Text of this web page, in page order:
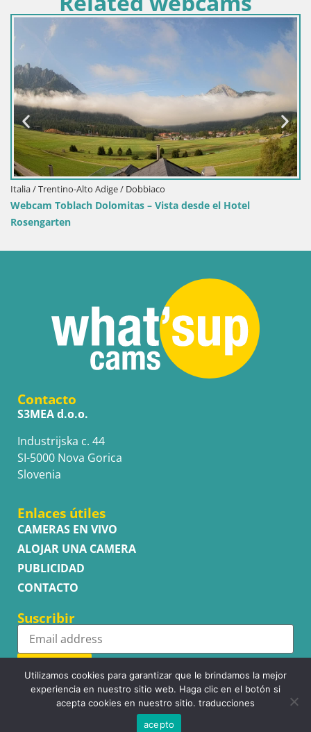
desde el Hotel
Croacia / Lika-Senj / Senj
Webcam puerto de Senj –
Contacto
S3MEA d.o.o.
Industrijska c. 44
SI-5000 Nova Gorica
Slovenia
Enlaces útiles
CAMERAS EN VIVO
ALOJAR UNA CAMERA
PUBLICIDAD
CONTACTO
Suscribir
Subscribe
Copyright © WhatsupCams 2016 - 2026. All right reserved.
Utilizamos cookies para garantizar que le brindamos la mejor
experiencia en nuestro sitio web. Haga clic en el botón si
acepta cookies en nuestro sitio. traducciones
acepto